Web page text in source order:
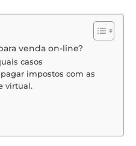
venda on-line?
casos
impostos com as
virtual.